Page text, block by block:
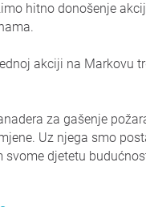
hitno donošenje
akciji na Markovu
za gašenje
Uz njega smo
djetetu